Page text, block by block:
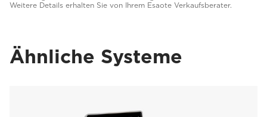
Weitere Details erhalten Sie von Ihrem Esaote Verkaufsberater.
Ähnliche Systeme